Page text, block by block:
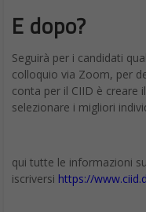
E dopo?
Seguirà per i candidati
colloquio via Zoom, per
conta per il CIID è creare
selezionare i migliori
qui tutte le informazioni
iscriversi https://